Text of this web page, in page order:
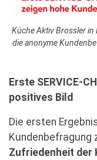
Küche Aktiv Brossler
die anonyme
Erste SERVICE-
positives Bild
Die ersten
Kundenbefragung
Zufriedenheit der